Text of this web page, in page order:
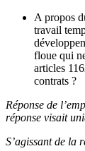
A propos
travail
floue qui
articles
contrats ?
Réponse de
réponse visait
S’agissant de la